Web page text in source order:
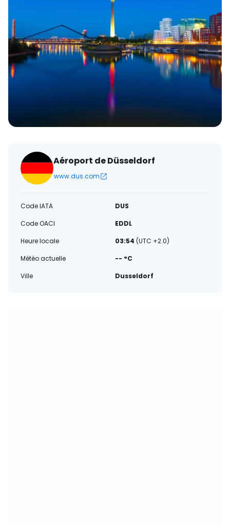
Aéroport de Düsseldorf
www.dus.com
Code IATA
DUS
Code OACI
EDDL
Heure locale
03:54 (UTC +2.0)
Météo actuelle
-- °C
Ville
Dusseldorf
électronique